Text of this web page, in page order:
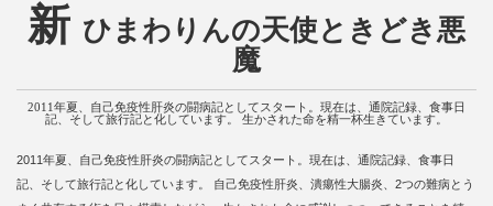
新 ひまわりんの天使ときどき悪
魔
2011年夏、自己免疫性肝炎の闘病記としてスタート。現在は、通院記録、食事日
記、そして旅行記と化しています。 生かされた命を精一杯生きています。
2011年夏、自己免疫性肝炎の闘病記としてスタート。現在は、通院記録、食事日
記、そして旅行記と化しています。 自己免疫性肝炎、潰瘍性大腸炎、2つの難病とう